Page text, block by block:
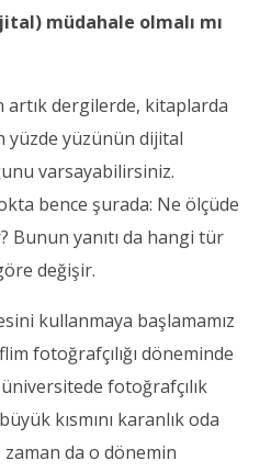
müdahale olmalı mı
artık dergilerde, kitaplarda
yüzde yüzünün dijital
varsayabilirsiniz.
bence şurada: Ne ölçüde
Bunun yanıtı da hangi tür
değişir.
kullanmaya başlamamız
fotoğrafçılığı döneminde
fotoğrafçılık
kısmını karanlık oda
zaman da o dönemin